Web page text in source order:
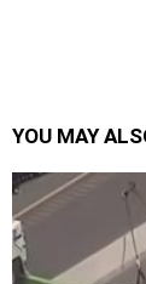
YOU MAY